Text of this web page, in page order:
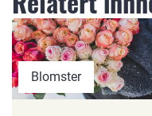
Blomster